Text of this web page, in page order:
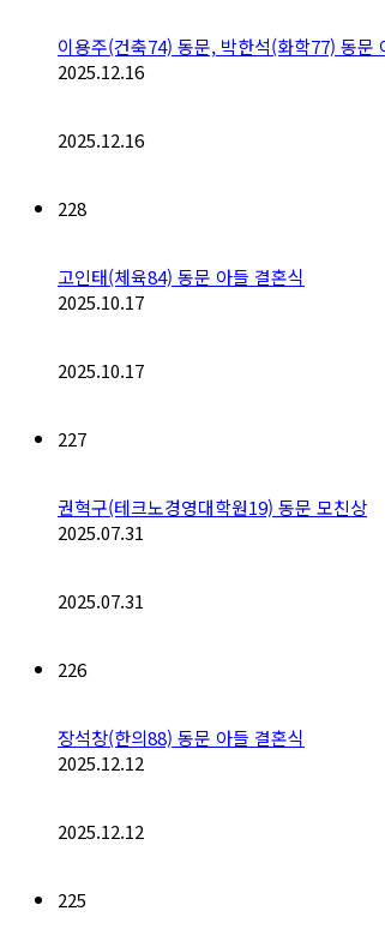
이용주(건축74) 동문, 박한석(화학77) 동문
2025.12.16
2025.12.16
228
고인태(체육84) 동문 아들 결혼식
2025.10.17
2025.10.17
227
권혁구(테크노경영대학원19) 동문 모친상
2025.07.31
2025.07.31
226
장석창(한의88) 동문 아들 결혼식
2025.12.12
2025.12.12
225